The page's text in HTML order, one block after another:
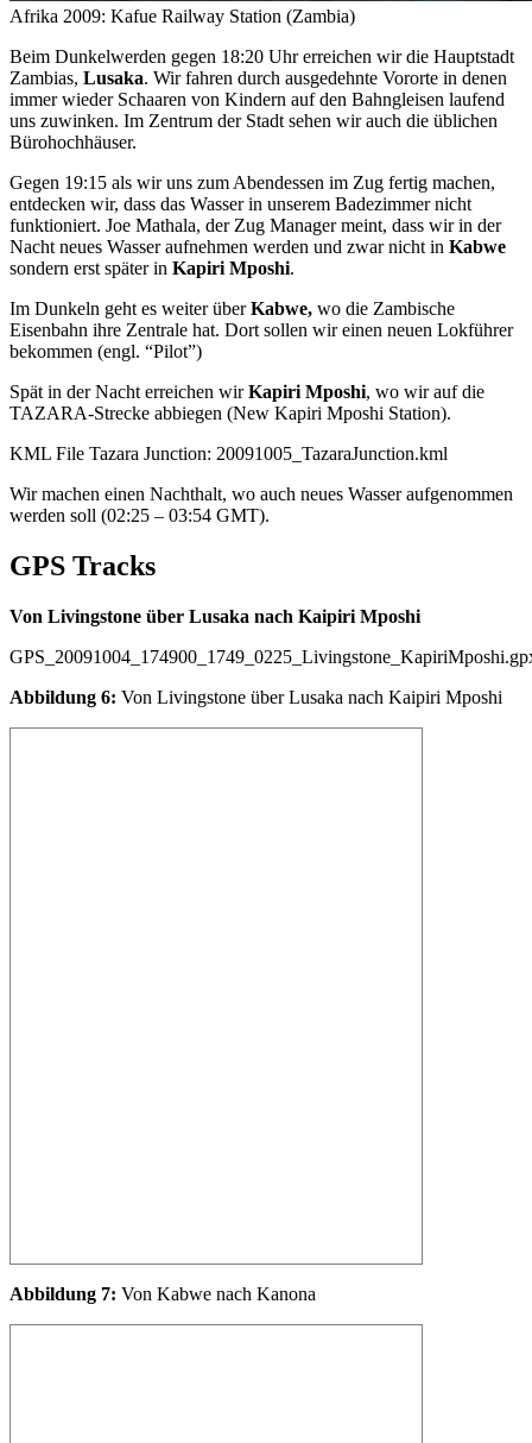
Afrika 2009: Kafue Railway Station (Zambia)
Beim Dunkelwerden gegen 18:20 Uhr erreichen wir die Hauptstadt
Zambias, Lusaka. Wir fahren durch ausgedehnte Vororte in denen
immer wieder Schaaren von Kindern auf den Bahngleisen laufend
uns zuwinken. Im Zentrum der Stadt sehen wir auch die üblichen
Bürohochhäuser.
Gegen 19:15 als wir uns zum Abendessen im Zug fertig machen,
entdecken wir, dass das Wasser in unserem Badezimmer nicht
funktioniert. Joe Mathala, der Zug Manager meint, dass wir in der
Nacht neues Wasser aufnehmen werden und zwar nicht in Kabwe
sondern erst später in Kapiri Mposhi.
Im Dunkeln geht es weiter überKabwe, wo die Zambische
Eisenbahn ihre Zentrale hat. Dort sollen wir einen neuen Lokführer
bekommen (engl. “Pilot”)
Spät in der Nacht erreichen wirKapiri Mposhi, wo wir auf die
TAZARA-Strecke abbiegen (New Kapiri Mposhi Station).
KML File Tazara Junction: 20091005_TazaraJunction.kml
Wir machen einen Nachthalt, wo auch neues Wasser aufgenommen
werden soll (02:25 – 03:54 GMT).
GPS Tracks
Von Livingstone über Lusaka nach Kaipiri Mposhi
Abbildung 6: Von Livingstone über Lusaka nach Kaipiri Mposhi
Abbildung 7: Von Kabwe nach Kanona